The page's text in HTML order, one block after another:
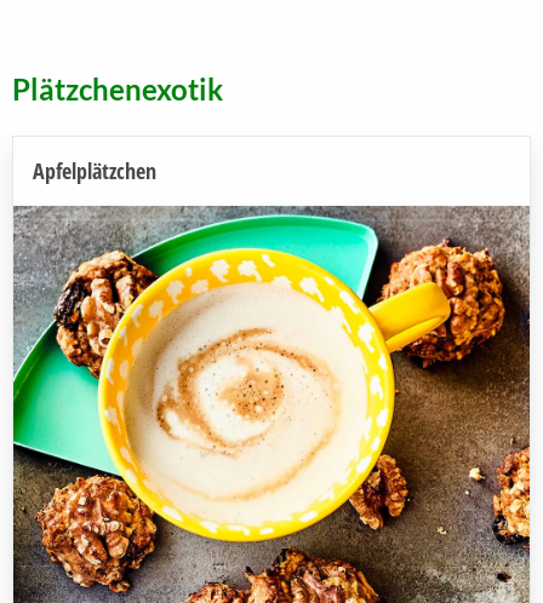
Plätzchenexotik
Apfelplätzchen